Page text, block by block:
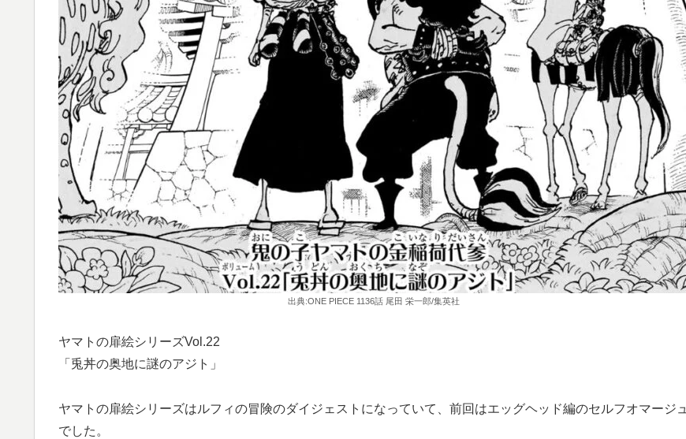
出典:ONE PIECE 1136話 尾田 栄一郎/集英社
ヤマトの扉絵シリーズVol.22
「兎丼の奥地に謎のアジト」
ヤマトの扉絵シリーズはルフィの冒険のダイジェストになっていて、前回はエッグヘッド編のセルフオマージュ
でした。